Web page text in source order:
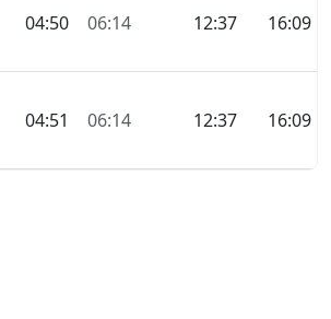
04:50 06:14 12:37 16:09
04:51 06:14 12:37 16:09